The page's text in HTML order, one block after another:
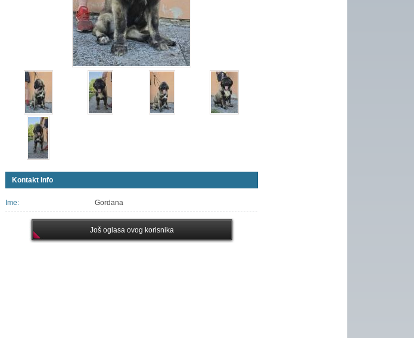
Kontakt Info
Ime: Gordana
Još oglasa ovog korisnika